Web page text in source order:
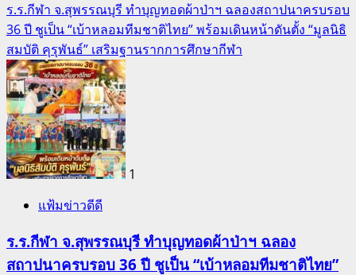
ร.ร.กีฬา จ.สุพรรณบุรี ทำบุญทอดผ้าป่าฯ ฉลองสถาปนาครบรอบ
36 ปี ชูเป็น “เบ้าหลอมทีมชาติไทย” พร้อมเดินหน้าดันตั้ง “มูลนิธิ
สมบัติ คุรุพันธ์” เสริมฐานรากการศึกษากีฬา
1
แฟ้มข่าวดีดี
ร.ร.กีฬา จ.สุพรรณบุรี ทำบุญทอดผ้าป่าฯ ฉลอง
สถาปนาครบรอบ 36 ปี ชูเป็น “เบ้าหลอมทีมชาติไทย”